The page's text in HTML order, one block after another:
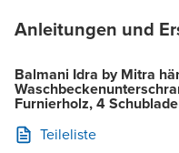
Anleitungen und
Balmani Idra by Mitra
Furnierholz, 4
Teileliste